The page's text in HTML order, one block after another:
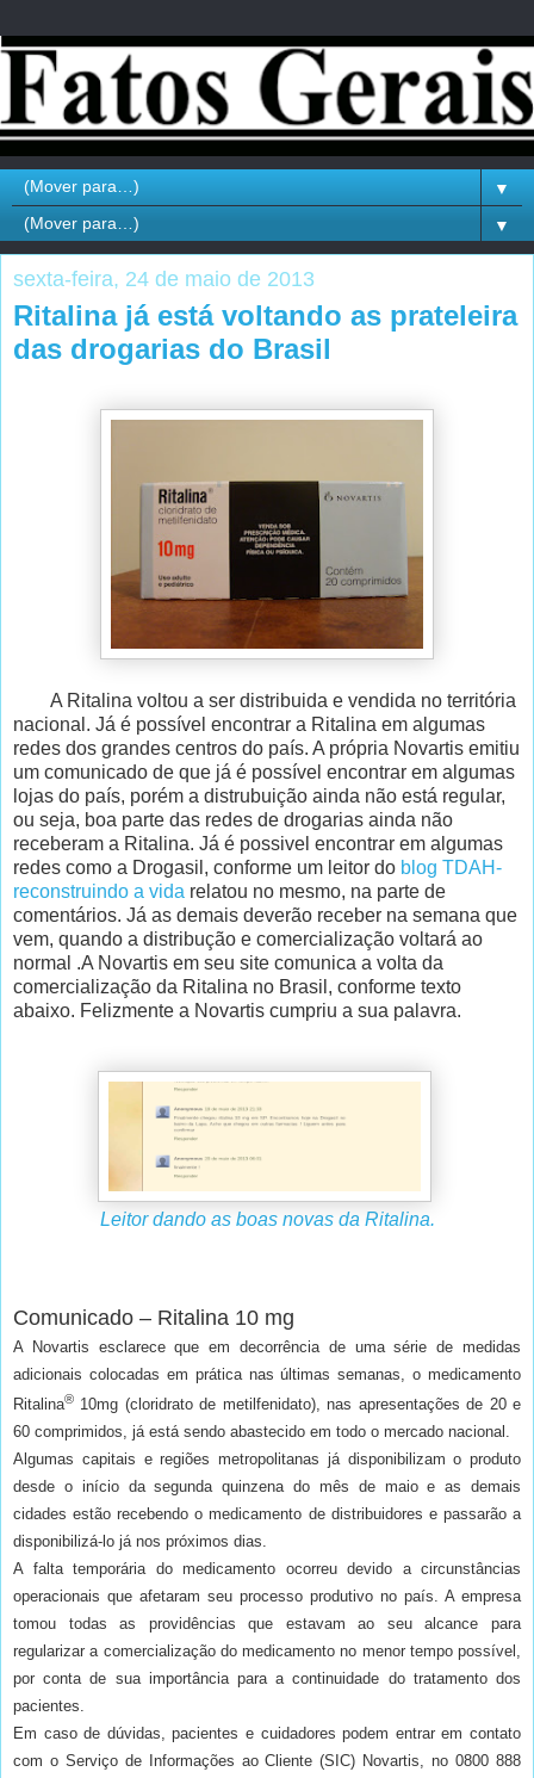
▼
▼
sexta-feira, 24 de maio de 2013
Ritalina já está voltando as prateleira
das drogarias do Brasil
A Ritalina voltou a ser distribuida e vendida no territória
nacional. Já é possível encontrar a Ritalina em algumas
redes dos grandes centros do país. A própria Novartis emitiu
um comunicado de que já é possível encontrar em algumas
lojas do país, porém a distrubuição ainda não está regular,
ou seja, boa parte das redes de drogarias ainda não
receberam a Ritalina. Já é possivel encontrar em algumas
redes como a Drogasil, conforme um leitor do blog TDAH-
reconstruindo a vida relatou no mesmo, na parte de
comentários. Já as demais deverão receber na semana que
vem, quando a distribução e comercialização voltará ao
normal .A Novartis em seu site comunica a volta da
comercialização da Ritalina no Brasil, conforme texto
abaixo. Felizmente a Novartis cumpriu a sua palavra.
Leitor dando as boas novas da Ritalina.
Comunicado – Ritalina 10 mg
A Novartis esclarece que em decorrência de uma série de medidas
adicionais colocadas em prática nas últimas semanas, o medicamento
Ritalina® 10mg (cloridrato de metilfenidato), nas apresentações de 20 e
60 comprimidos, já está sendo abastecido em todo o mercado nacional.
Algumas capitais e regiões metropolitanas já disponibilizam o produto
desde o início da segunda quinzena do mês de maio e as demais
cidades estão recebendo o medicamento de distribuidores e passarão a
disponibilizá-lo já nos próximos dias.
A falta temporária do medicamento ocorreu devido a circunstâncias
operacionais que afetaram seu processo produtivo no país. A empresa
tomou todas as providências que estavam ao seu alcance para
regularizar a comercialização do medicamento no menor tempo possível,
por conta de sua importância para a continuidade do tratamento dos
pacientes.
Em caso de dúvidas, pacientes e cuidadores podem entrar em contato
com o Serviço de Informações ao Cliente (SIC) Novartis, no 0800 888